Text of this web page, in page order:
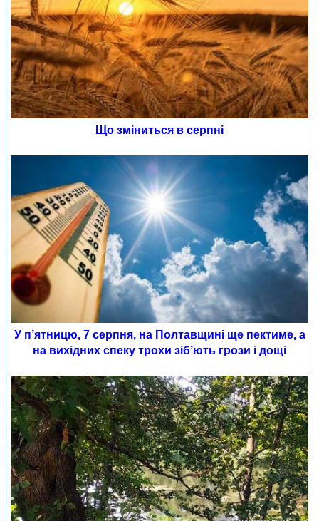
Що зміниться в серпні
У п’ятницю, 7 серпня, на Полтавщині ще пектиме, а
на вихідних спеку трохи зіб’ють грози і дощі